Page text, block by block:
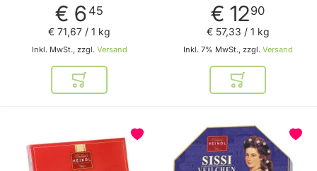
€ 6 45
Inkl. MwSt., zzgl. Versand
€ 71,67 / 1 kg
In den Warenkorb
€ 1290
Inkl. 7% MwSt., zzgl. Versand
€ 57,33 / 1 kg
In den